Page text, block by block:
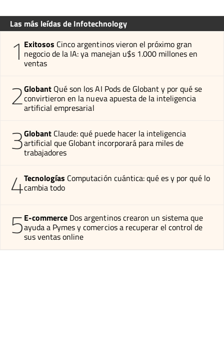
Las más leídas de Infotechnology
1 Exitosos Cinco argentinos vieron el próximo gran
negocio de la IA: ya manejan u$s 1.000 millones en
ventas
2Globant Qué son los AI Pods de Globant y por qué se
convirtieron en la nueva apuesta de la inteligencia
artificial empresarial
3Globant Claude: qué puede hacer la inteligencia
artificial que Globant incorporará para miles de
trabajadores
4Tecnologías Computación cuántica: qué es y por qué lo
cambia todo
5E-commerce Dos argentinos crearon un sistema que
ayuda a Pymes y comercios a recuperar el control de
sus ventas online